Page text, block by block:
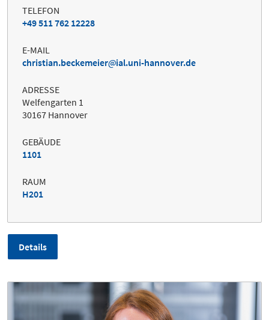
TELEFON
+49 511 762 12228
E-MAIL
christian.beckemeier
ial.uni-hannover.de
ADRESSE
Welfengarten 1
30167 Hannover
GEBÄUDE
1101
RAUM
H201
Details